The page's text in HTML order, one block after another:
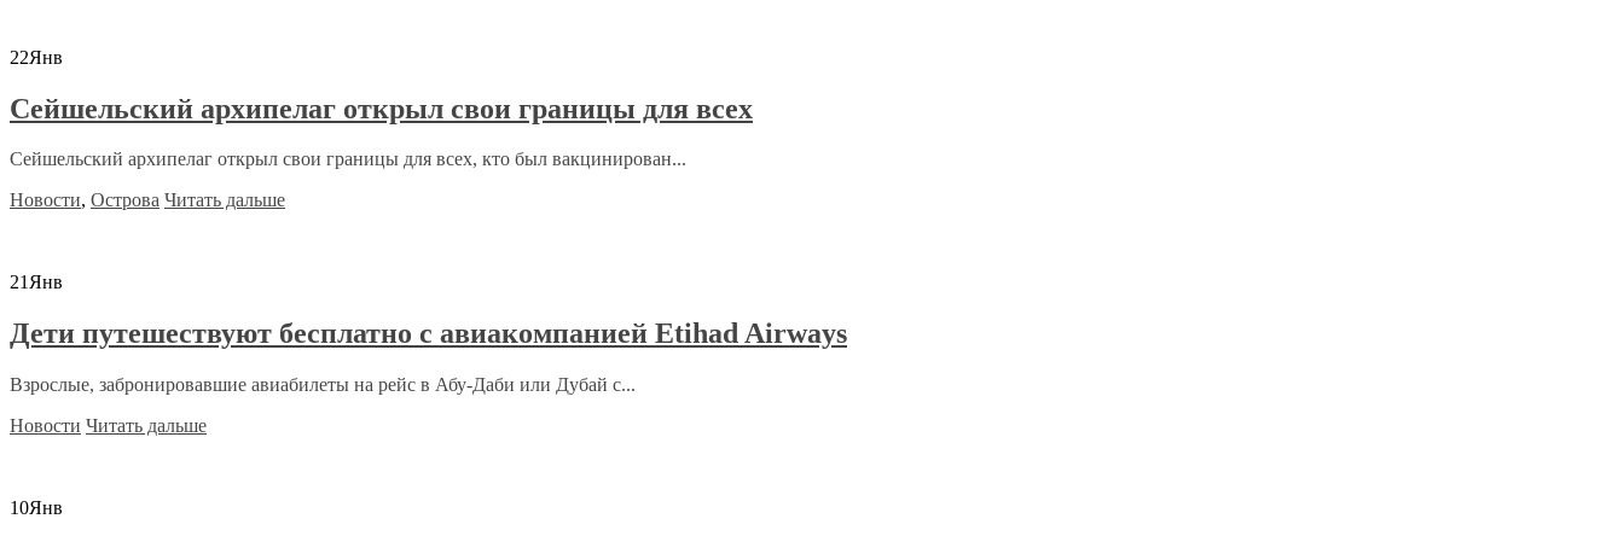
22Янв
Сейшельский архипелаг открыл свои границы для всех
Сейшельский архипелаг открыл свои границы для всех, кто был вакцинирован...
Новости, Острова Читать дальше
21Янв
Дети путешествуют бесплатно с авиакомпанией Etihad Airways
Взрослые, забронировавшие авиабилеты на рейс в Абу-Даби или Дубай с...
Новости Читать дальше
10Янв